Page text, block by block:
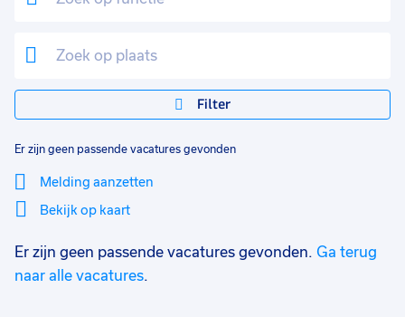
Filter
Er zijn geen passende vacatures gevonden
Melding aanzetten
Bekijk op kaart
Sluiten
Er zijn geen passende vacatures gevonden. Ga terug
naar alle vacatures.